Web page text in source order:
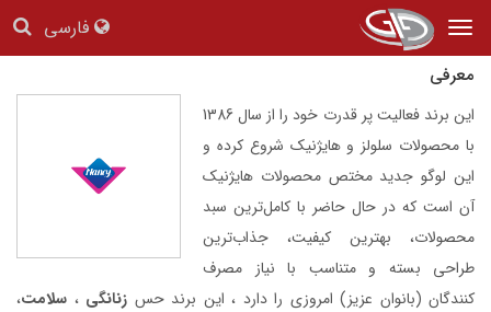
فارسی
معرفی
این برند فعالیت پر قدرت خود را از سال 1386
با محصولات سلولز و هایژنیک شروع کرده و
این لوگو جدید مختص محصولات هایژنیک
آن است که در حال حاضر با کامل‌ترین سبد
محصولات، بهترین کیفیت، جذاب‌ترین
طراحی بسته و متناسب با نیاز مصرف
کنندگان (بانوان عزیز) امروزی را دارد ، این برند حس زنانگی، سلامت،